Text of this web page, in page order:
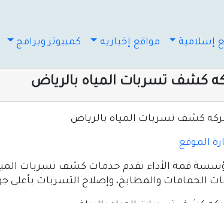
إسلامية مواقع إخباريه كمبيوتر وبرامج
كشف تسربات المياه بالرياض
كشف تسربات المياه بالرياض
الموقع
قمة الأداء تقدم خدمات كشف تسربات
الحمامات والمطابخ، وإصلاح التسربات بأعلى